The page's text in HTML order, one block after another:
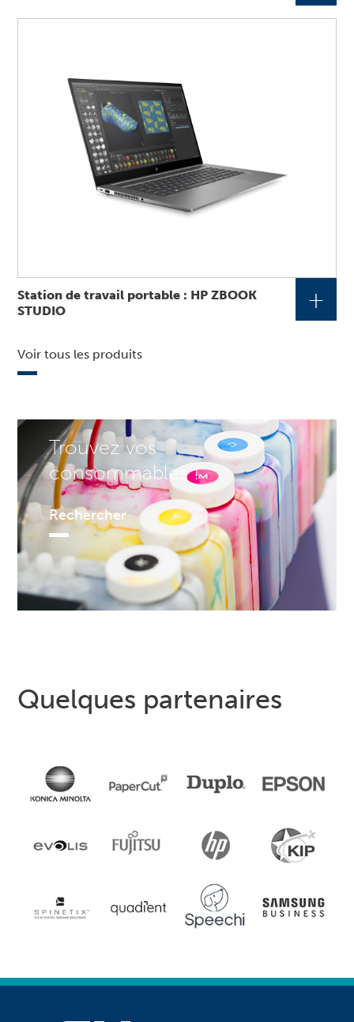
Trouvez vos
consommables !
Rechercher
Station de travail portable : HP ZBOOK
STUDIO
+
Voir tous les produits
Quelques partenaires